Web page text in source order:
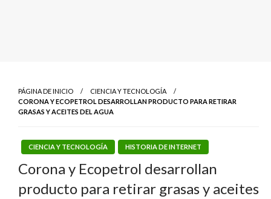
PÁGINA DE INICIO
CIENCIA Y TECNOLOGÍA
CORONA Y ECOPETROL DESARROLLAN PRODUCTO PARA RETIRAR
GRASAS Y ACEITES DEL AGUA
CIENCIA Y TECNOLOGÍA HISTORIA DE INTERNET
Corona y Ecopetrol desarrollan
producto para retirar grasas y aceites